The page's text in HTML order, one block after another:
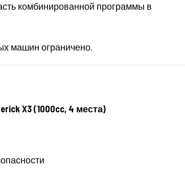
комбинированной программы в
машин ограничено.
X3 (1000cc, 4 места)